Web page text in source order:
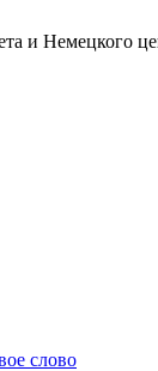
и Немецкого
слово